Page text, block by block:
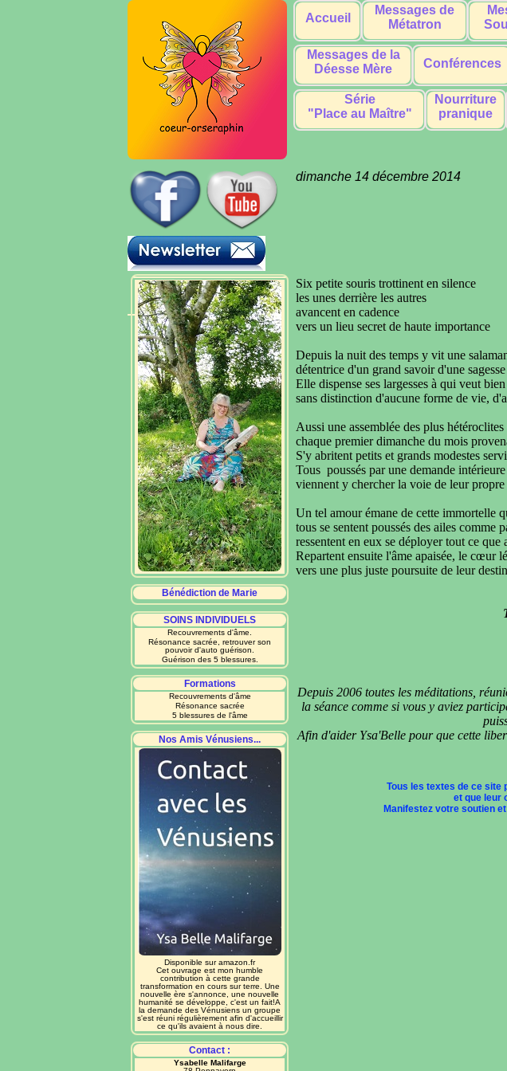
Bénédiction de Marie
SOINS INDIVIDUELS
Recouvrements d'âme.
Résonance sacrée, retrouver son
pouvoir d'auto guérison.
Guérison des 5 blessures.
Formations
Recouvrements d'âme
Résonance sacrée
5 blessures de l'âme
Nos Amis Vénusiens...
Disponible sur amazon.fr
Cet ouvrage est mon humble
contribution à cette grande
transformation en cours sur terre. Une
nouvelle ère s'annonce, une nouvelle
humanité se développe, c'est un fait!A
la demande des Vénusiens un groupe
s'est réuni régulièrement afin d'accueillir
ce qu'ils avaient à nous dire.
Contact :
Ysabelle Malifarge
Accueil
Messages de
Métatron
Messages de la
Déesse Mère
Conférences
Série
"Place au Maître"
Nourriture
pranique
dimanche 14 décembre 2014
Six petite souris trottinent en silence
les unes derrière les autres
avancent en cadence
vers un lieu secret de haute importance
Depuis la nuit des temps y vit une
détentrice d'un grand savoir d'une
Elle dispense ses largesses à qui veut
sans distinction d'aucune forme de vie,
Aussi une assemblée des plus h
chaque premier dimanche du mois
S'y abritent petits et grands modestes
Tous poussés par une demande intérieure
viennent y chercher la voie de leur
Un tel amour émane de cette immortelle
tous se sentent poussés des ailes comme
ressentent en eux se déployertout ce que
Repartent ensuite l'âme apaisée, le cœur
vers une plus juste poursuite de leur
Depuis 2006 toutes les méditations,
la séance comme si vous y aviez
Afin d'aider Ysa'Belle pour que cette
Tous les textes de ce site
et que leur
Manifestez votre soutien